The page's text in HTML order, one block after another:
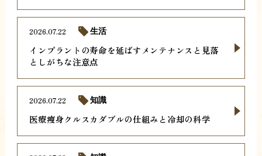
インプラントの寿命を延ばすメンテナンスと見落
としがちな注意点
2026.07.22 生活
医療痩身クルスカダブルの仕組みと冷却の科学
2026.07.22 知識